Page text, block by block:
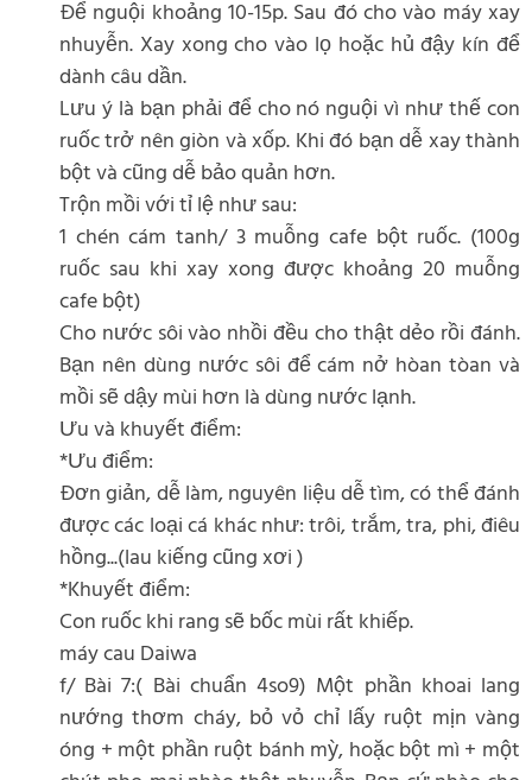
Để nguội khoảng 10-15p. Sau đó cho vào máy xay
nhuyễn. Xay xong cho vào lọ hoặc hủ đậy kín để
dành câu dần.
Lưu ý là bạn phải để cho nó nguội vì như thế con
ruốc trở nên giòn và xốp. Khi đó bạn dễ xay thành
bột và cũng dễ bảo quản hơn.
Trộn mồi với tỉ lệ như sau:
1 chén cám tanh/ 3 muỗng cafe bột ruốc. (100g
ruốc sau khi xay xong được khoảng 20 muỗng
cafe bột)
Cho nước sôi vào nhồi đều cho thật dẻo rồi đánh.
Bạn nên dùng nước sôi để cám nở hòan tòan và
mồi sẽ dậy mùi hơn là dùng nước lạnh.
Ưu và khuyết điểm:
*Ưu điểm:
Đơn giản, dễ làm, nguyên liệu dễ tìm, có thể đánh
được các loại cá khác như: trôi, trắm, tra, phi, điêu
hồng...(lau kiếng cũng xơi )
*Khuyết điểm:
Con ruốc khi rang sẽ bốc mùi rất khiếp.
máy cau Daiwa
f/ Bài 7:( Bài chuẩn 4so9) Một phần khoai lang
nướng thơm cháy, bỏ vỏ chỉ lấy ruột mịn vàng
óng + một phần ruột bánh mỳ, hoặc bột mì + một